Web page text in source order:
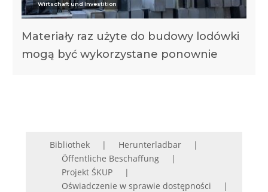
Wirtschaft und Investition
Materiały raz użyte do budowy lodówki
mogą być wykorzystane ponownie
Bibliothek
Herunterladbar
Öffentliche Beschaffung
Projekt ŚKUP
Oświadczenie w sprawie dostępności